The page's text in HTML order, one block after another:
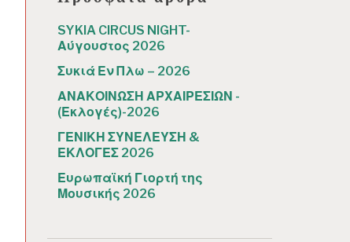
SYKIA CIRCUS NIGHT-
Αύγουστος 2026
Συκιά Εν Πλω – 2026
ΑΝΑΚΟΙΝΩΣΗ ΑΡΧΑΙΡΕΣΙΩΝ -
(Εκλογές)-2026
ΓΕΝΙΚΗ ΣΥΝΕΛΕΥΣΗ &
ΕΚΛΟΓΕΣ 2026
Ευρωπαϊκή Γιορτή της
Μουσικής 2026